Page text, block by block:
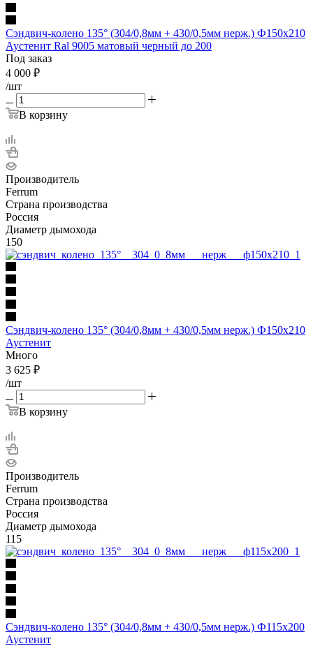
Сэндвич-колено 135° (304/0,8мм + 430/0,5мм нерж.) Ф150х210
Аустенит Ral 9005 матовый черный до 200
Под заказ
4 000 ₽
/шт
В корзину
Производитель
Ferrum
Страна производства
Россия
Диаметр дымохода
150
Сэндвич-колено 135° (304/0,8мм + 430/0,5мм нерж.) Ф150х210
Аустенит
Много
3 625 ₽
/шт
В корзину
Производитель
Ferrum
Страна производства
Россия
Диаметр дымохода
115
Сэндвич-колено 135° (304/0,8мм + 430/0,5мм нерж.) Ф115х200
Аустенит